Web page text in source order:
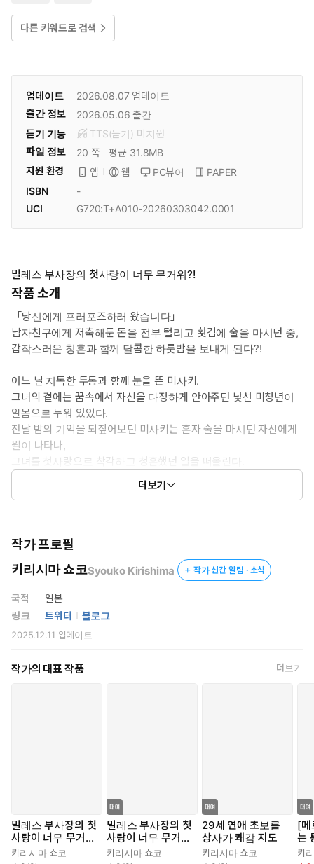
다른 키워드로 검색
업데이트 2026.08.07업데이트
출간 정보
2026.05.06 출간
듣기 기능
TTS(듣기) 미 지원
파일 정보
20 쪽
평균 31.8MB
지원 환경
앱 웹 PC뷰어
PAPER
ISBN
-
UCI
G720:T+A010-20260303042.0001
밀레스 부사장의 첫사랑이 너무 무거워?!
작품 소개
「당신에게 프러포즈하러 왔습니다」
남자친구에게 저축해둔 돈을 전부 털리고 홧김에 술을 마시던 중,
갑작스러운 청혼과 함께 달콤한 하룻밤을 보내게 된다?!
어느 날 지독한 두통과 함께 눈을 뜬 미사키.
그녀의 곁에는 꿈속에서 자신을 다정하게 안아주던 낯선 미청년이
알몸으로 누워 있었다.
전날 밤의 기억을 되짚어보던 미사키는 혼자 술을 마시던 자신에게
윌이 나타나,
그녀를 첫사랑으로 착각하고 청혼했던 일을 떠올린다.
곧바로 사람을 잘못 봤다고 말했지만, 윌은 아랑곳하지 않고 녹
아내릴 듯한 키스를 퍼부었다.
지금 그의 옆에 누워 있게 된 것인데…?
더보기
작가 프로필
키리시마 쇼코Syouko Kirishima 작가 신간 알림 · 소식
국적
일본
링크
트위터 블로그
2025.12.11 업데이트
작가의 대표 작품 더보기
밀레스 부사장의 첫
사랑이 너무 무거
워?!
키리시마 쇼코
밀레스 부사장의 첫
사랑이 너무 무거
워?!
키리시마 쇼코
29세 연애 초보를
상사가 쾌감 지도
키리시마 쇼코
[메
는
요
키